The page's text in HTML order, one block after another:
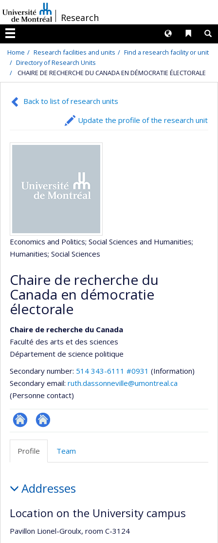
au
contenu
/Research
Menu
Liens
Langues
Home Research facilities and units
Find a research facility or unit
Directory of Research Units
CHAIRE DE RECHERCHE DU CANADA EN DÉMOCRATIE ÉLECTORALE
Back to list of research units
Update the profile of the research unit
Economics and Politics; Social Sciences and Humanities;
Humanities; Social Sciences
Chaire de recherche du
Canada en démocratie
électorale
Chaire de recherche du Canada
Faculté des arts et des sciences
Département de science politique
Secondary number: 514 343-6111 #0931 (Information)
Secondary email: ruth.dassonneville@umontreal.ca
(Personne contact)
Site
recherche
Autre
Profile Team
Addresses
Location on the University campus
Pavillon Lionel-Groulx, room C-3124